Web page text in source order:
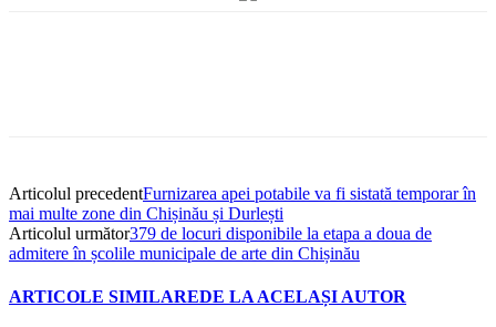
Articolul precedentFurnizarea apei potabile va fi sistată temporar în
mai multe zone din Chișinău și Durlești
Articolul următor379 de locuri disponibile la etapa a doua de
admitere în școlile municipale de arte din Chișinău
ARTICOLE SIMILAREDE LA ACELAȘI AUTOR